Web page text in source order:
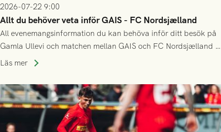
2026-07-22 9:00
Allt du behöver veta inför GAIS - FC Nordsjælland
All evenemangsinformation du kan behöva inför ditt besök på
Gamla Ullevi och matchen mellan GAIS och FC Nordsjælland i
kvalet till Conference League! Avspark kl 19.00 på torsdag
Läs mer